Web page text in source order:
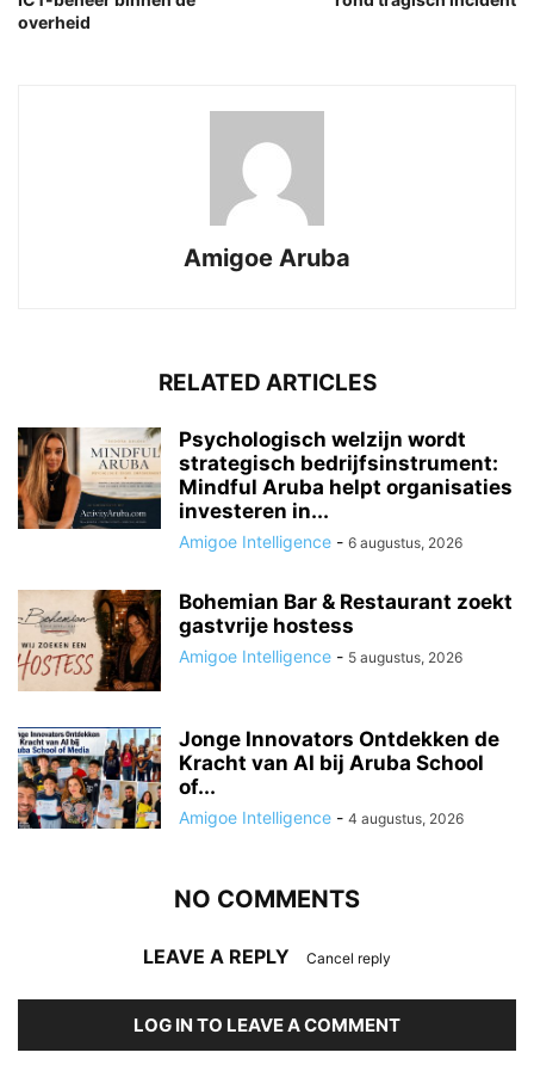
overheid
Amigoe Aruba
RELATED ARTICLES
Psychologisch welzijn wordt
strategisch bedrijfsinstrument:
Mindful Aruba helpt organisaties
investeren in...
Amigoe Intelligence - 6 augustus, 2026
Bohemian Bar & Restaurant zoekt
gastvrije hostess
Amigoe Intelligence - 5 augustus, 2026
Jonge Innovators Ontdekken de
Kracht van AI bij Aruba School
of...
Amigoe Intelligence - 4 augustus, 2026
NO COMMENTS
LEAVE A REPLY Cancel reply
LOG IN TO LEAVE A COMMENT